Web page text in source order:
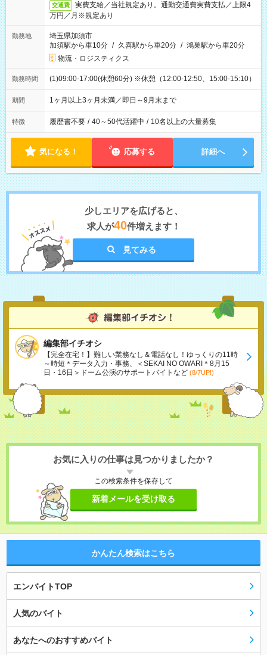
交通費
実費支給／当社規定あり。通勤交通費実費支払／上限4
万円／月※規定あり
勤務地
埼玉県加須市
加須駅から車10分 / 久喜駅から車20分 / 鴻巣駅から車20分
物流・ロジスティクス
勤務時間 (1)09:00-17:00(休憩60分) ※休憩（12:00-12:50、15:00-15:10）
期間 1ヶ月以上3ヶ月未満／即日～9月末まで
特徴 履歴書不要 / 40～50代活躍中 / 10名以上の大量募集
気になる！ 応募する 詳細へ
少しエリアを広げると、
求人が40件増えます！
見てみる
編集部イチオシ
【完全在宅！】難しい業務なし＆電話なし！ゆっくりの11時
～時短＊データ入力・事務、＜SEKAI NO OWARI＊8月15
日・16日＞ドーム公演のサポートバイトなど (8/7UP!)
お気に入りの仕事は見つかりましたか？
この検索条件を保存して
新着メールを受け取る
かんたん検索はこちら
エンバイトTOP
人気のバイト
あなたへのおすすめバイト